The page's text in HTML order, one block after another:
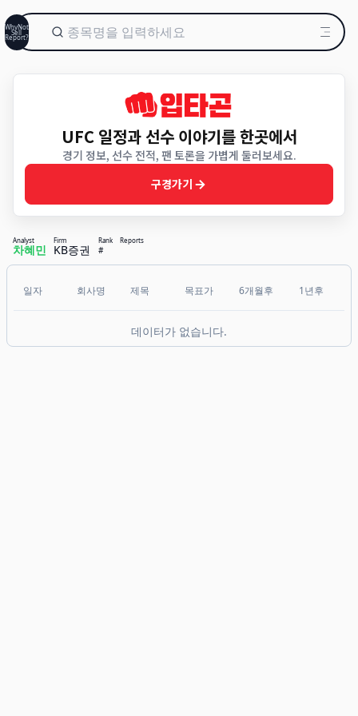
WhyNot
Sell
Report?
UFC 일정과 선수 이야기를 한곳에서
경기 정보, 선수 전적, 팬 토론을 가볍게 둘러보세요.
구경가기
Analyst
차혜민
Firm
KB증권
Rank
#
Reports
데이터가 없습니다.
일자 회사명 제목 목표가 6개월후 1년후